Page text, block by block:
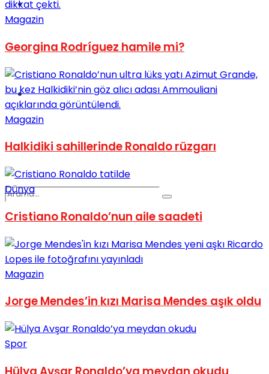
Spor
Podcast
No Result
Magazin
Georgina Rodríguez hamile mi?
Magazin
Halkidiki sahillerinde Ronaldo rüzgarı
Dünya
Cristiano Ronaldo’nun aile saadeti
Magazin
Jorge Mendes’in kızı Marisa Mendes aşık oldu
Spor